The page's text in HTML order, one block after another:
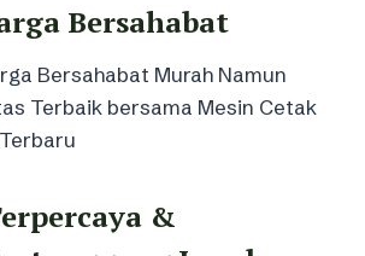
Bersahabat
Bersahabat Murah Namun
Terbaik bersama Mesin Cetak
&